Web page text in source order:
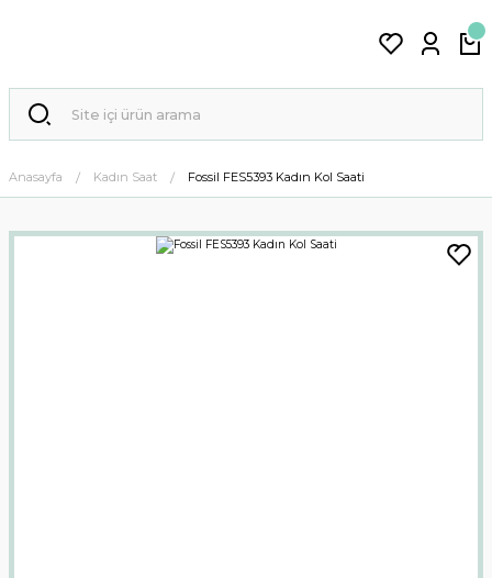
Anasayfa Kadın Saat Fossil FES5393 Kadın Kol Saati